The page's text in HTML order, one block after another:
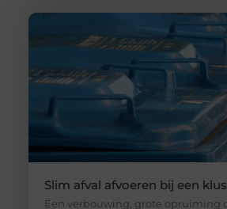
Slim afval afvoeren bij een
Een verbouwing, grote opruiming